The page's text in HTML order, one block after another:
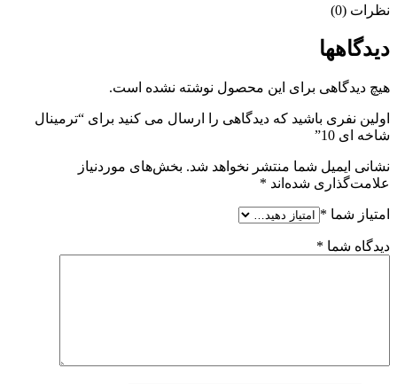
نظرات (0)
دیدگاهها
هیچ دیدگاهی برای این محصول نوشته نشده است.
اولین نفری باشید که دیدگاهی را ارسال می کنید برای “ترمینال
شاخه ای 10”
نشانی ایمیل شما منتشر نخواهد شد. بخش‌های موردنیاز
علامت‌گذاری شده‌اند *
امتیاز شما *
دیدگاه شما *